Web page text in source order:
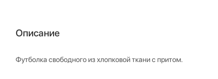
Описание
Футболка свободного из хлопковой ткани с притом.